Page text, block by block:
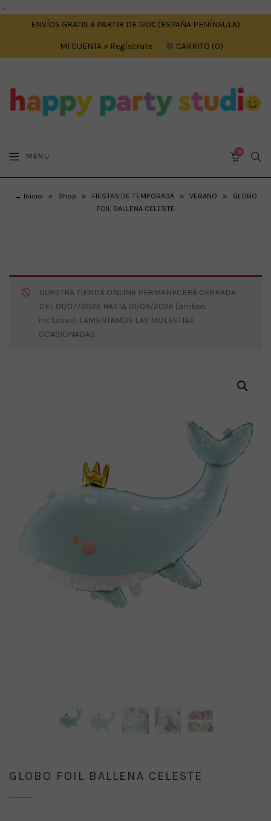
....
ENVÍOS GRATIS A PARTIR DE 120€ (ESPAÑA PENÍNSULA)
MI CUENTA » Regístrate CARRITO 0
MENU 0
→ Inicio » Shop » FIESTAS DE TEMPORADA » VERANO »
GLOBO
FOIL BALLENA CELESTE
NUESTRA TIENDA ONLINE PERMANECERÁ CERRADA
DEL 01/07/2026 HASTA 01/09/2026 (ambos
inclusive). LAMENTAMOS LAS MOLESTIAS
OCASIONADAS.
GLOBO FOIL BALLENA CELESTE